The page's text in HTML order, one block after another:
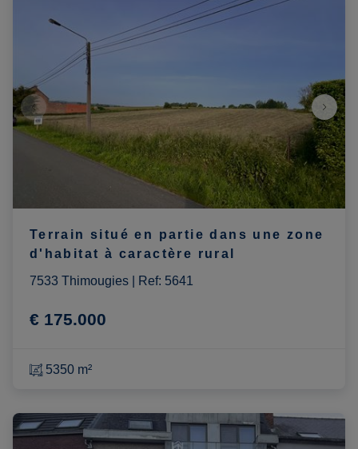
Terrain situé en partie dans une zone
d'habitat à caractère rural
7533 Thimougies
Ref: 5641
€ 175.000
5350 m²